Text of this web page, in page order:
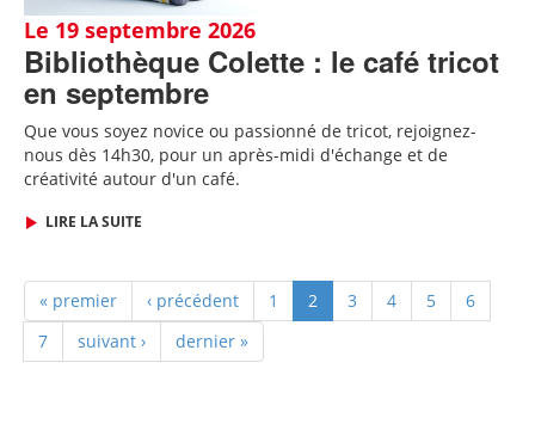
Le 19 septembre 2026
Bibliothèque Colette : le café tricot
en septembre
Que vous soyez novice ou passionné de tricot, rejoignez-
nous dès 14h30, pour un après-midi d'échange et de
créativité autour d'un café.
LIRE LA SUITE
« premier ‹ précédent 1 2 3 4 5
6
7
suivant › dernier »